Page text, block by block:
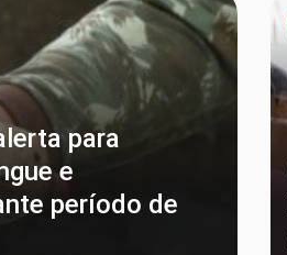
para
e
período de